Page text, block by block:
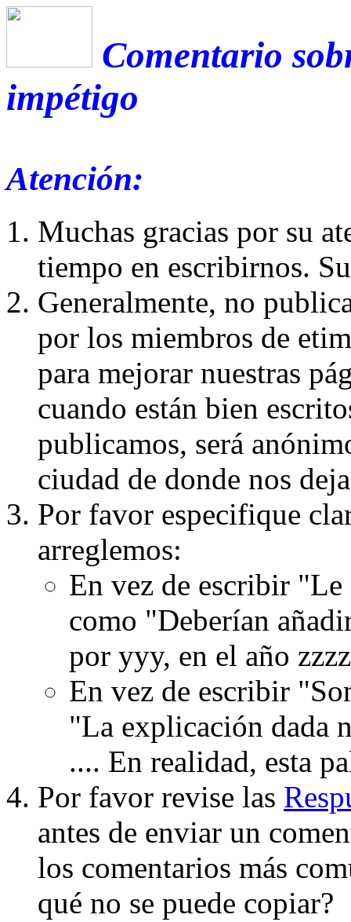
Comentario
impétigo
Atención:
Muchas gracias por su
tiempo en escribirnos.
Generalmente, no
por los miembros de
para mejorar nuestras
cuando están bien
publicamos, será
ciudad de donde nos
Por favor especifique
arreglemos:
En vez de escribir
como "Deberían
por yyy, en el año
En vez de escribir
"La explicación dada
.... En realidad, esta
Por favor revise las
antes de enviar un
los comentarios más
qué no se puede copiar?